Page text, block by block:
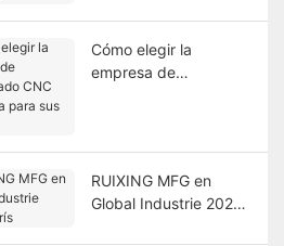
Cómo elegir la
empresa de
RUIXING MFG en
Global Industrie 2026,